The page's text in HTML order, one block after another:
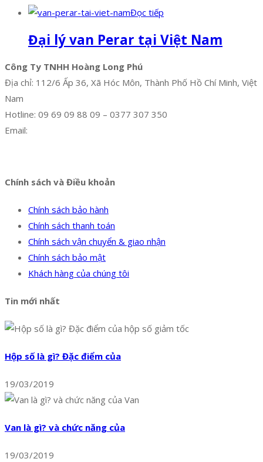
Đọc tiếp
Đại lý van Perar tại Việt Nam
Công Ty TNHH Hoàng Long Phú
Địa chỉ: 112/6 Ấp 36, Xã Hóc Môn, Thành Phố Hồ Chí Minh, Việt
Nam
Hotline: 09 69 09 88 09 – 0377 307 350
Email:
Chính sách và Điều khoản
Chính sách bảo hành
Chính sách thanh toán
Chính sách vận chuyển & giao nhận
Chính sách bảo mật
Khách hàng của chúng tôi
Tin mới nhất
Hộp số là gì? Đặc điểm của
19/03/2019
Van là gì? và chức năng của
19/03/2019